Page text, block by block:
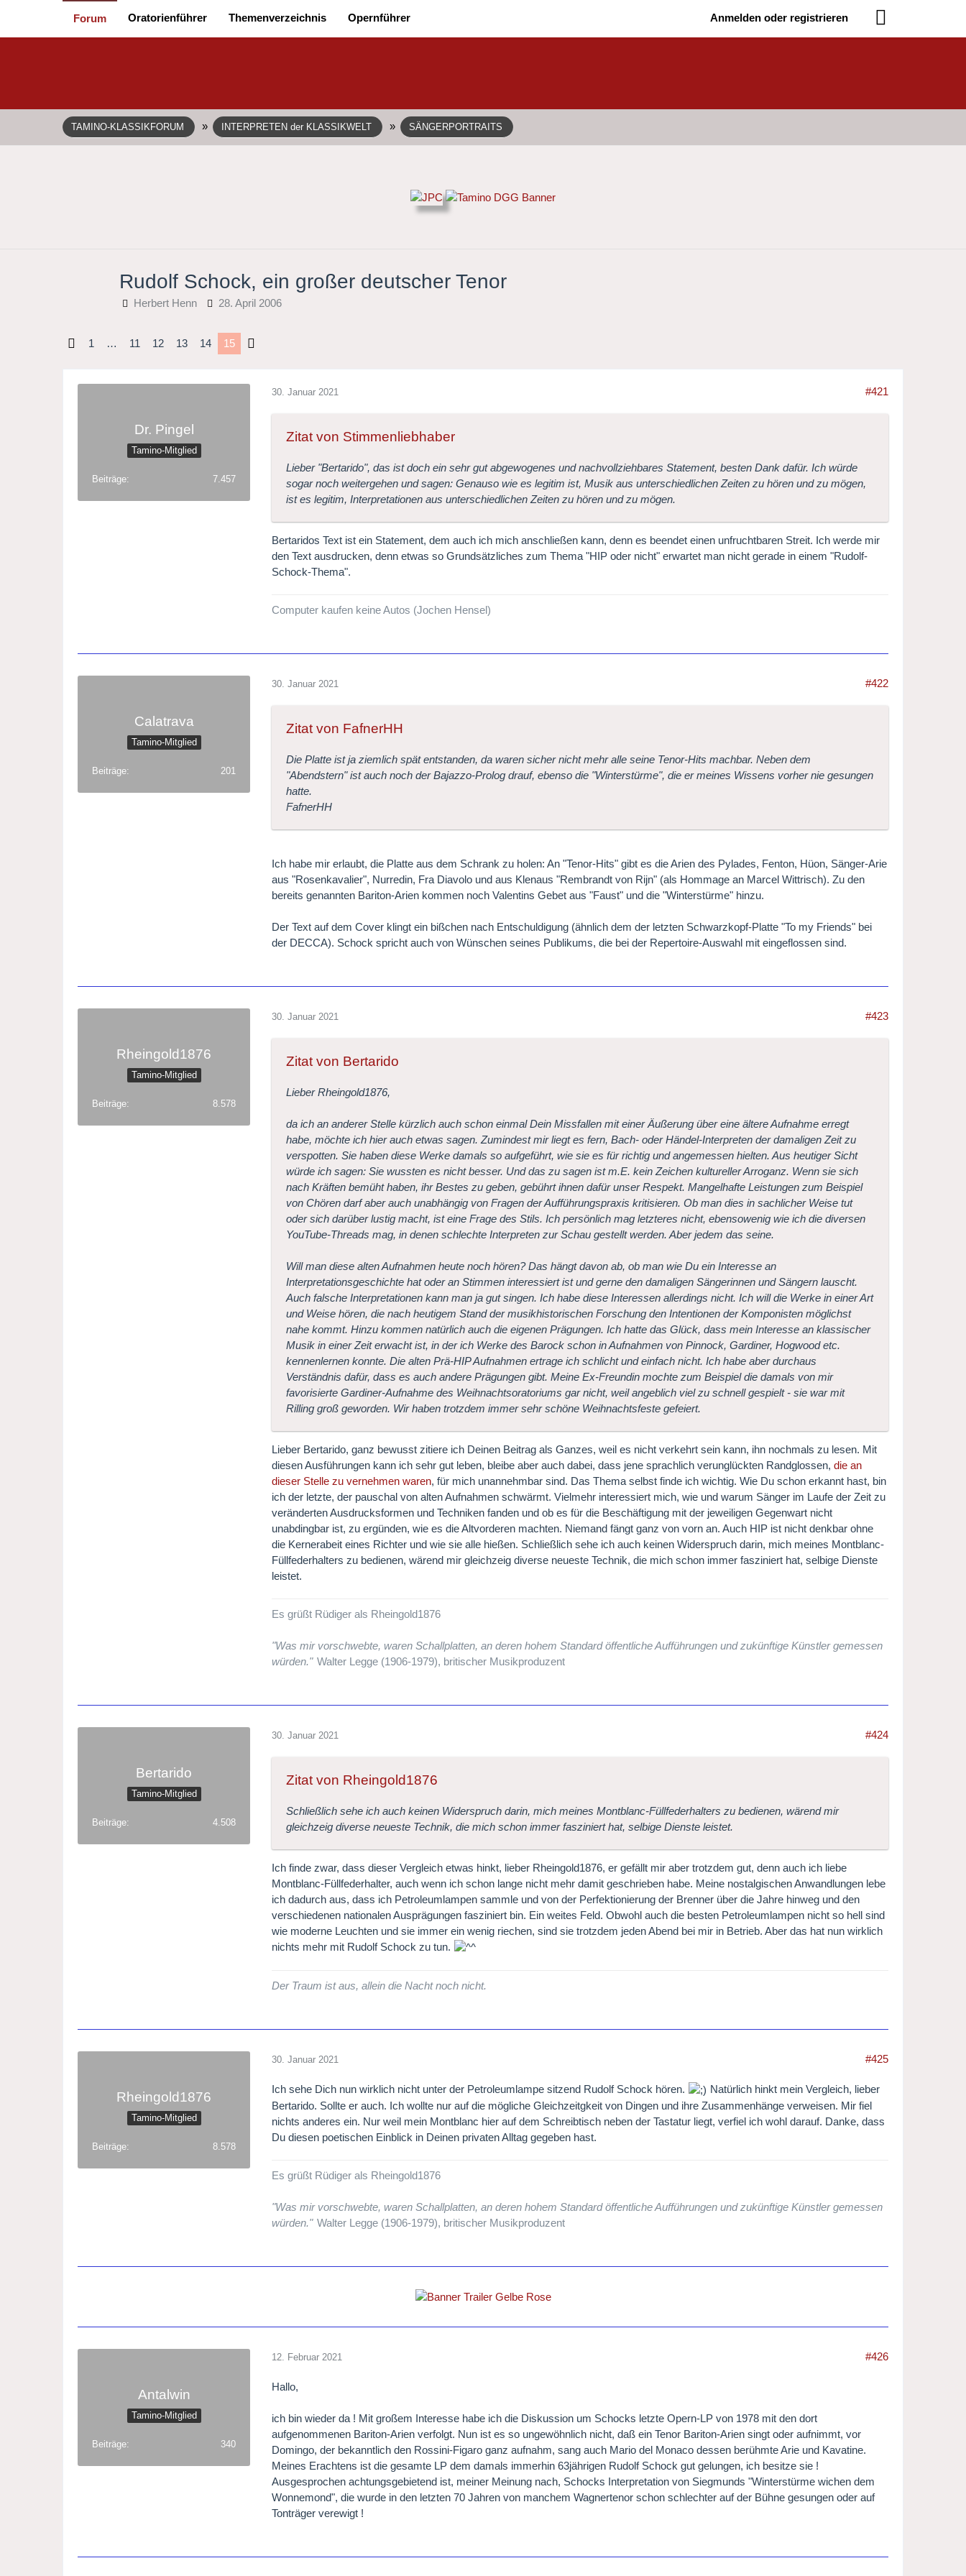
Forum Oratorienführer Themenverzeichnis Opernführer Anmelden oder registrieren
TAMINO-KLASSIKFORUM » INTERPRETEN der KLASSIKWELT » SÄNGERPORTRAITS
Rudolf Schock, ein großer deutscher Tenor
Herbert Henn 28. April 2006
1 … 11 12 13 14 15
Dr. Pingel
Tamino-Mitglied
Beiträge 7.457
30. Januar 2021 #421
Zitat von Stimmenliebhaber
Lieber "Bertarido", das ist doch ein sehr gut abgewogenes und nachvollziehbares Statement, besten Dank dafür. Ich würde
sogar noch weitergehen und sagen: Genauso wie es legitim ist, Musik aus unterschiedlichen Zeiten zu hören und zu mögen,
ist es legitim, Interpretationen aus unterschiedlichen Zeiten zu hören und zu mögen.
Bertaridos Text ist ein Statement, dem auch ich mich anschließen kann, denn es beendet einen unfruchtbaren Streit. Ich werde mir
den Text ausdrucken, denn etwas so Grundsätzliches zum Thema "HIP oder nicht" erwartet man nicht gerade in einem "Rudolf-
Schock-Thema".
Computer kaufen keine Autos (Jochen Hensel)
Calatrava
Tamino-Mitglied
Beiträge 201
30. Januar 2021 #422
Zitat von FafnerHH
Die Platte ist ja ziemlich spät entstanden, da waren sicher nicht mehr alle seine Tenor-Hits machbar. Neben dem
"Abendstern" ist auch noch der Bajazzo-Prolog drauf, ebenso die "Winterstürme", die er meines Wissens vorher nie gesungen
hatte.
FafnerHH
Ich habe mir erlaubt, die Platte aus dem Schrank zu holen: An "Tenor-Hits" gibt es die Arien des Pylades, Fenton, Hüon, Sänger-Arie
aus "Rosenkavalier", Nurredin, Fra Diavolo und aus Klenaus "Rembrandt von Rijn" (als Hommage an Marcel Wittrisch). Zu den
bereits genannten Bariton-Arien kommen noch Valentins Gebet aus "Faust" und die "Winterstürme" hinzu.
Der Text auf dem Cover klingt ein bißchen nach Entschuldigung (ähnlich dem der letzten Schwarzkopf-Platte "To my Friends" bei
der DECCA). Schock spricht auch von Wünschen seines Publikums, die bei der Repertoire-Auswahl mit eingeflossen sind.
Rheingold1876
Tamino-Mitglied
Beiträge 8.578
30. Januar 2021 #423
Zitat von Bertarido
Lieber Rheingold1876,
da ich an anderer Stelle kürzlich auch schon einmal Dein Missfallen mit einer Äußerung über eine ältere Aufnahme erregt
habe, möchte ich hier auch etwas sagen. Zumindest mir liegt es fern, Bach- oder Händel-Interpreten der damaligen Zeit zu
verspotten. Sie haben diese Werke damals so aufgeführt, wie sie es für richtig und angemessen hielten. Aus heutiger Sicht
würde ich sagen: Sie wussten es nicht besser. Und das zu sagen ist m.E. kein Zeichen kultureller Arroganz. Wenn sie sich
nach Kräften bemüht haben, ihr Bestes zu geben, gebührt ihnen dafür unser Respekt. Mangelhafte Leistungen zum Beispiel
von Chören darf aber auch unabhängig von Fragen der Aufführungspraxis kritisieren. Ob man dies in sachlicher Weise tut
oder sich darüber lustig macht, ist eine Frage des Stils. Ich persönlich mag letzteres nicht, ebensowenig wie ich die diversen
YouTube-Threads mag, in denen schlechte Interpreten zur Schau gestellt werden. Aber jedem das seine.
Will man diese alten Aufnahmen heute noch hören? Das hängt davon ab, ob man wie Du ein Interesse an
Interpretationsgeschichte hat oder an Stimmen interessiert ist und gerne den damaligen Sängerinnen und Sängern lauscht.
Auch falsche Interpretationen kann man ja gut singen. Ich habe diese Interessen allerdings nicht. Ich will die Werke in einer Art
und Weise hören, die nach heutigem Stand der musikhistorischen Forschung den Intentionen der Komponisten möglichst
nahe kommt. Hinzu kommen natürlich auch die eigenen Prägungen. Ich hatte das Glück, dass mein Interesse an klassischer
Musik in einer Zeit erwacht ist, in der ich Werke des Barock schon in Aufnahmen von Pinnock, Gardiner, Hogwood etc.
kennenlernen konnte. Die alten Prä-HIP Aufnahmen ertrage ich schlicht und einfach nicht. Ich habe aber durchaus
Verständnis dafür, dass es auch andere Prägungen gibt. Meine Ex-Freundin mochte zum Beispiel die damals von mir
favorisierte Gardiner-Aufnahme des Weihnachtsoratoriums gar nicht, weil angeblich viel zu schnell gespielt - sie war mit
Rilling groß geworden. Wir haben trotzdem immer sehr schöne Weihnachtsfeste gefeiert.
Lieber Bertarido, ganz bewusst zitiere ich Deinen Beitrag als Ganzes, weil es nicht verkehrt sein kann, ihn nochmals zu lesen. Mit
diesen Ausführungen kann ich sehr gut leben, bleibe aber auch dabei, dass jene sprachlich verunglückten Randglossen,die an
dieser Stelle zu vernehmen waren, für mich unannehmbar sind. Das Thema selbst finde ich wichtig. Wie Du schon erkannt hast, bin
ich der letzte, der pauschal von alten Aufnahmen schwärmt. Vielmehr interessiert mich, wie und warum Sänger im Laufe der Zeit zu
veränderten Ausdrucksformen und Techniken fanden und ob es für die Beschäftigung mit der jeweiligen Gegenwart nicht
unabdingbar ist, zu ergünden, wie es die Altvorderen machten. Niemand fängt ganz von vorn an. Auch HIP ist nicht denkbar ohne
die Kernerabeit eines Richter und wie sie alle hießen. Schließlich sehe ich auch keinen Widerspruch darin, mich meines Montblanc-
Füllfederhalters zu bedienen, wärend mir gleichzeig diverse neueste Technik, die mich schon immer fasziniert hat, selbige Dienste
leistet.
Es grüßt Rüdiger als Rheingold1876
"Was mir vorschwebte, waren Schallplatten, an deren hohem Standard öffentliche Aufführungen und zukünftige Künstler gemessen
würden." Walter Legge (1906-1979), britischer Musikproduzent
Bertarido
Tamino-Mitglied
Beiträge 4.508
30. Januar 2021 #424
Zitat von Rheingold1876
Schließlich sehe ich auch keinen Widerspruch darin, mich meines Montblanc-Füllfederhalters zu bedienen, wärend mir
gleichzeig diverse neueste Technik, die mich schon immer fasziniert hat, selbige Dienste leistet.
Ich finde zwar, dass dieser Vergleich etwas hinkt, lieber Rheingold1876, er gefällt mir aber trotzdem gut, denn auch ich liebe
Montblanc-Füllfederhalter, auch wenn ich schon lange nicht mehr damit geschrieben habe. Meine nostalgischen Anwandlungen lebe
ich dadurch aus, dass ich Petroleumlampen sammle und von der Perfektionierung der Brenner über die Jahre hinweg und den
verschiedenen nationalen Ausprägungen fasziniert bin. Ein weites Feld. Obwohl auch die besten Petroleumlampen nicht so hell sind
wie moderne Leuchten und sie immer ein wenig riechen, sind sie trotzdem jeden Abend bei mir in Betrieb. Aber das hat nun wirklich
nichts mehr mit Rudolf Schock zu tun.
Der Traum ist aus, allein die Nacht noch nicht.
Rheingold1876
Tamino-Mitglied
Beiträge 8.578
30. Januar 2021 #425
Ich sehe Dich nun wirklich nicht unter der Petroleumlampe sitzend Rudolf Schock hören.
Natürlich hinkt mein Vergleich, lieber
Bertarido. Sollte er auch. Ich wollte nur auf die mögliche Gleichzeitgkeit von Dingen und ihre Zusammenhänge verweisen. Mir fiel
nichts anderes ein. Nur weil mein Montblanc hier auf dem Schreibtisch neben der Tastatur liegt, verfiel ich wohl darauf. Danke, dass
Du diesen poetischen Einblick in Deinen privaten Alltag gegeben hast.
Es grüßt Rüdiger als Rheingold1876
"Was mir vorschwebte, waren Schallplatten, an deren hohem Standard öffentliche Aufführungen und zukünftige Künstler gemessen
würden." Walter Legge (1906-1979), britischer Musikproduzent
Antalwin
Tamino-Mitglied
Beiträge 340
12. Februar 2021 #426
Hallo,
ich bin wieder da ! Mit großem Interesse habe ich die Diskussion um Schocks letzte Opern-LP von 1978 mit den dort
aufgenommenen Bariton-Arien verfolgt. Nun ist es so ungewöhnlich nicht, daß ein Tenor Bariton-Arien singt oder aufnimmt, vor
Domingo, der bekanntlich den Rossini-Figaro ganz aufnahm, sang auch Mario del Monaco dessen berühmte Arie und Kavatine.
Meines Erachtens ist die gesamte LP dem damals immerhin 63jährigen Rudolf Schock gut gelungen, ich besitze sie !
Ausgesprochen achtungsgebietend ist, meiner Meinung nach, Schocks Interpretation von Siegmunds "Winterstürme wichen dem
Wonnemond", die wurde in den letzten 70 Jahren von manchem Wagnertenor schon schlechter auf der Bühne gesungen oder auf
Tonträger verewigt !